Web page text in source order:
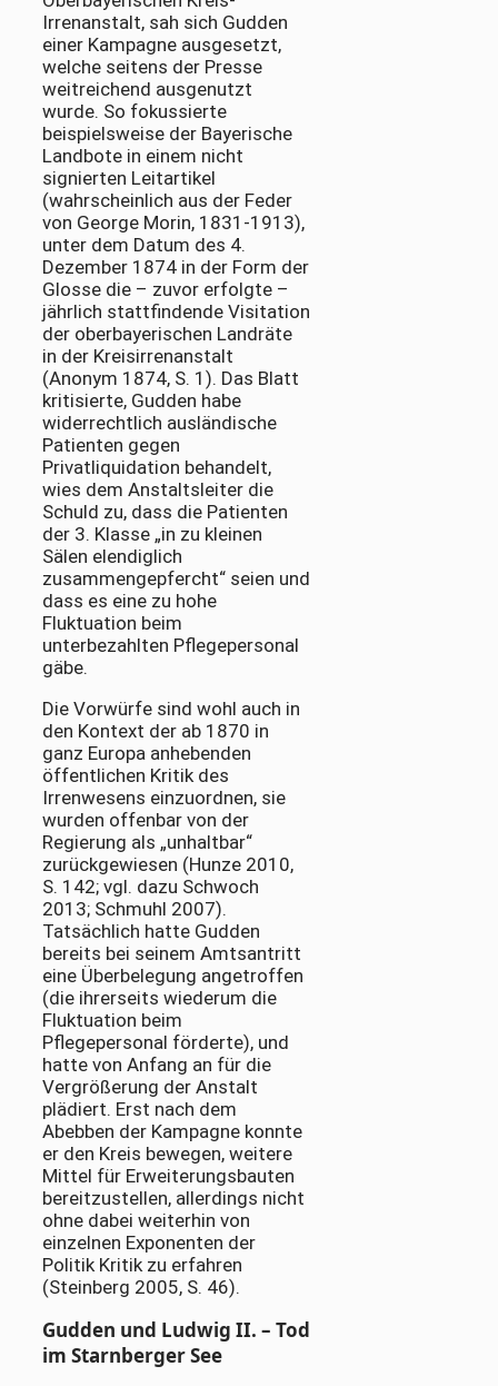
Irrenanstalt, sah sich Gudden
einer Kampagne ausgesetzt,
welche seitens der Presse
weitreichend ausgenutzt
wurde. So fokussierte
beispielsweise der Bayerische
Landbote in einem nicht
signierten Leitartikel
(wahrscheinlich aus der Feder
von George Morin, 1831-1913),
unter dem Datum des 4.
Dezember 1874 in der Form der
Glosse die – zuvor erfolgte –
jährlich stattfindende Visitation
der oberbayerischen Landräte
in der Kreisirrenanstalt
(Anonym 1874, S. 1). Das Blatt
kritisierte, Gudden habe
widerrechtlich ausländische
Patienten gegen
Privatliquidation behandelt,
wies dem Anstaltsleiter die
Schuld zu, dass die Patienten
der 3. Klasse „in zu kleinen
Sälen elendiglich
zusammengepfercht“ seien und
dass es eine zu hohe
Fluktuation beim
unterbezahlten Pflegepersonal
gäbe.
Die Vorwürfe sind wohl auch in
den Kontext der ab 1870 in
ganz Europa anhebenden
öffentlichen Kritik des
Irrenwesens einzuordnen, sie
wurden offenbar von der
Regierung als „unhaltbar“
zurückgewiesen (Hunze 2010,
S. 142; vgl. dazu Schwoch
2013; Schmuhl 2007).
Tatsächlich hatte Gudden
bereits bei seinem Amtsantritt
eine Überbelegung angetroffen
(die ihrerseits wiederum die
Fluktuation beim
Pflegepersonal förderte), und
hatte von Anfang an für die
Vergrößerung der Anstalt
plädiert. Erst nach dem
Abebben der Kampagne konnte
er den Kreis bewegen, weitere
Mittel für Erweiterungsbauten
bereitzustellen, allerdings nicht
ohne dabei weiterhin von
einzelnen Exponenten der
Politik Kritik zu erfahren
(Steinberg 2005, S. 46).
Gudden und Ludwig II. – Tod
im Starnberger See